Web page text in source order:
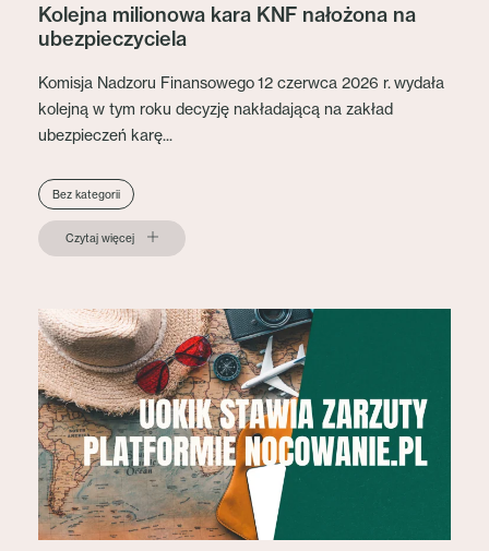
Kolejna milionowa kara KNF nałożona na
ubezpieczyciela
Komisja Nadzoru Finansowego 12 czerwca 2026 r. wydała
kolejną w tym roku decyzję nakładającą na zakład
ubezpieczeń karę...
Bez kategorii
Czytaj więcej